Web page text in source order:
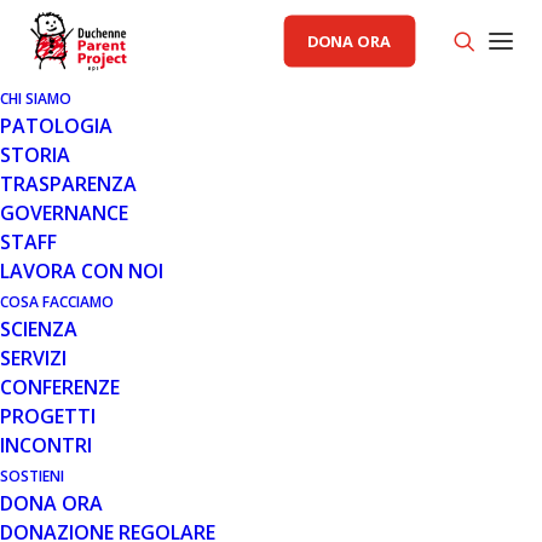
DONA ORA
CHI SIAMO
PATOLOGIA
STORIA
TRASPARENZA
GOVERNANCE
STAFF
LAVORA CON NOI
COSA FACCIAMO
SCIENZA
SERVIZI
CONFERENZE
PROGETTI
INCONTRI
SOSTIENI
DONA ORA
DONAZIONE REGOLARE
AREA SCIENZA PP
26 GIU 2019
L’AGENZIA REGOLATORIA PER I
MEDICINALI E I PRODOTTI PER
LA SALUTE (MHRA) BRITANNICA
RINNOVA IL PARERE
SCIENTIFICO PER LO SCHEMA DI
ACCESSO PRECOCE AI
MEDICINALI (EARLY ACCESS TO
MEDICINES SCHEME – EAMS) PER